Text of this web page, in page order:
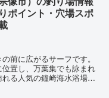
ポイント・穴場スポ
前に広がるサーフです。
置し、万葉集でも詠まれ
る人気の鐘崎海水浴場と